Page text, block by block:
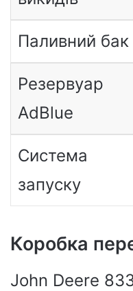
Паливний бак
Резервуар
AdBlue
Система
запуску
Коробка
John Deere